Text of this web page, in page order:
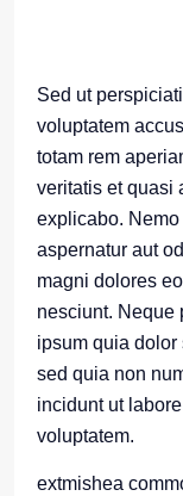
Sed ut
voluptatem
totam rem
veritatis et quasi
explicabo.
aspernatur aut
magni dolores
nesciunt. Neque
ipsum quia dolor
sed quia non
incidunt ut
voluptatem.
extmishea